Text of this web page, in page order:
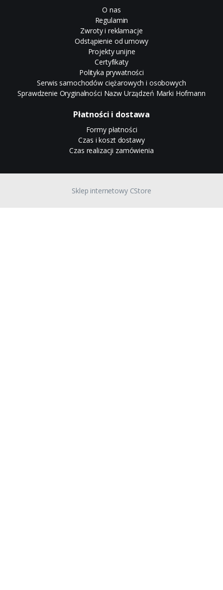
O nas
Regulamin
Zwroty i reklamacje
Odstąpienie od umowy
Projekty unijne
Certyfikaty
Polityka prywatności
Serwis samochodów ciężarowych i osobowych
Sprawdzenie Oryginalności Nazw Urządzeń Marki Hofmann
Płatności i dostawa
Formy płatności
Czas i koszt dostawy
Czas realizacji zamówienia
Sklep internetowy CStore